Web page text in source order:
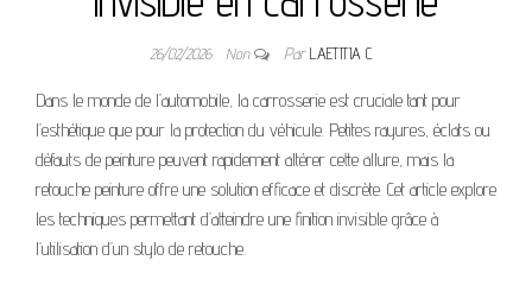
26/02/2026 Non ParLAETITIA C
Dans le monde de l’automobile, la carrosserie est cruciale tant pour
l’esthétique que pour la protection du véhicule. Petites rayures, éclats ou
défauts de peinture peuvent rapidement altérer cette allure, mais la
retouche peinture offre une solution efficace et discrète. Cet article explore
les techniques permettant d’atteindre une finition invisible grâce à
l’utilisation d’un stylo de retouche.